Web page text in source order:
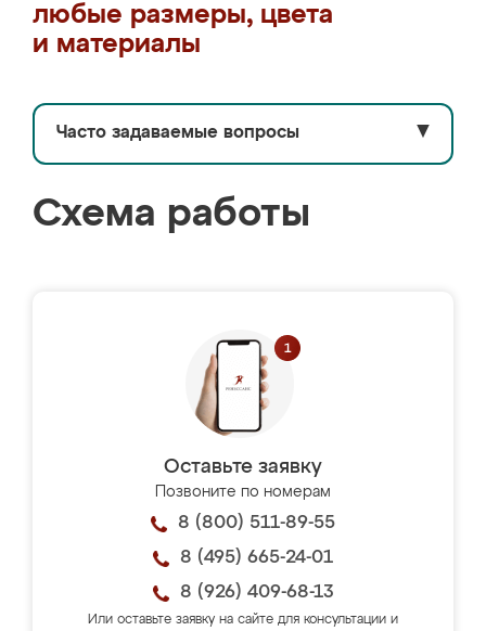
любые размеры, цвета
и материалы
Часто задаваемые вопросы ▼
Схема работы
Оставьте заявку
Позвоните по номерам
8 (800) 511-89-55
8 (495) 665-24-01
8 (926) 409-68-13
Или оставьте заявку на сайте для консультации и